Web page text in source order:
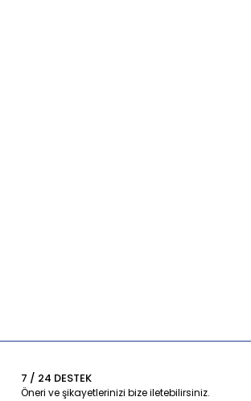
7 / 24 DESTEK
Öneri ve şikayetlerinizi bize iletebilirsiniz.